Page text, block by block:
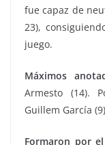
fue capaz de
23),
juego.
Máximos
Armesto (14).
Guillem García
Formaron por